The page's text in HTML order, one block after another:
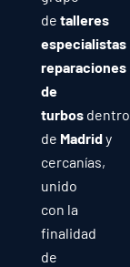
de talleres
especialistas
reparaciones
de
turbosdentro
de Madridy
cercanías,
unido
con la
finalidad
de